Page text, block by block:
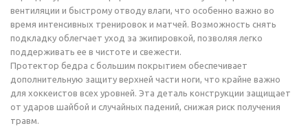
вентиляции и быстрому отводу влаги, что особенно важно во
время интенсивных тренировок и матчей. Возможность снять
подкладку облегчает уход за экипировкой, позволяя легко
поддерживать ее в чистоте и свежести.
Протектор бедра с большим покрытием обеспечивает
дополнительную защиту верхней части ноги, что крайне важно
для хоккеистов всех уровней. Эта деталь конструкции защищает
от ударов шайбой и случайных падений, снижая риск получения
травм.